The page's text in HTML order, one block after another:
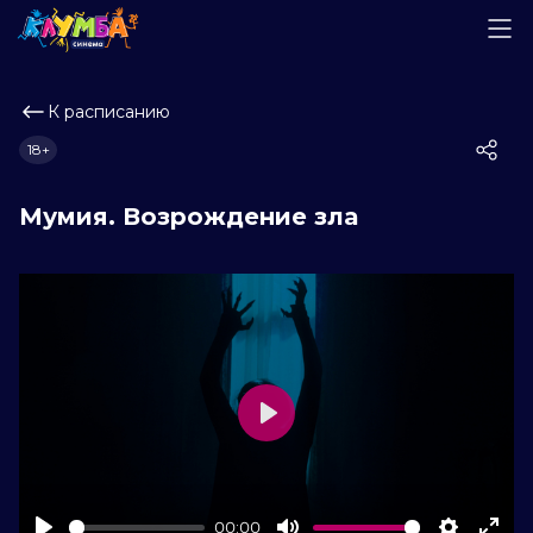
К расписанию
Мумия. Возрождение зла
18+
00:00
Play